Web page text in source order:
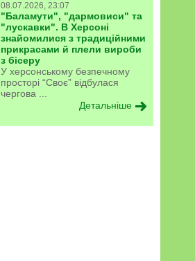
08.07.2026, 23:07
"Баламути", "дармовиси" та
"лускавки". В Херсоні
знайомилися з традиційними
прикрасами й плели вироби
з бісеру
У херсонському безпечному
просторі “Своє” відбулася
чергова ...
Детальніше